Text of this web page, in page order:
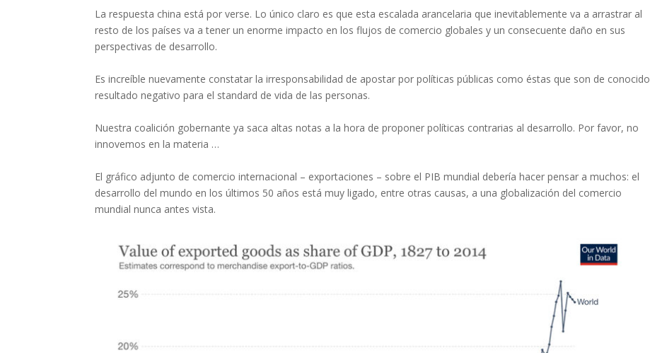
La respuesta china está por verse. Lo único claro es que esta escalada arancelaria que inevitablemente va a arrastrar al
resto de los países va a tener un enorme impacto en los flujos de comercio globales y un consecuente daño en sus
perspectivas de desarrollo.
Es increíble nuevamente constatar la irresponsabilidad de apostar por políticas públicas como éstas que son de conocido
resultado negativo para el standard de vida de las personas.
Nuestra coalición gobernante ya saca altas notas a la hora de proponer políticas contrarias al desarrollo. Por favor, no
innovemos en la materia …
El gráfico adjunto de comercio internacional – exportaciones – sobre el PIB mundial debería hacer pensar a muchos: el
desarrollo del mundo en los últimos 50 años está muy ligado, entre otras causas, a una globalización del comercio
mundial nunca antes vista.